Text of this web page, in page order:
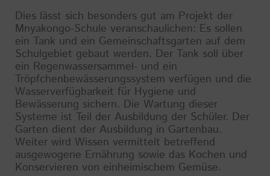
Dies lässt sich besonders gut am Projekt der
Mnyakongo-Schule veranschaulichen: Es sollen
ein Tank und ein Gemeinschaftsgarten auf dem
Schulgebiet gebaut werden. Der Tank soll über
ein Regenwassersammel- und ein
Tröpfchenbewässerungssystem verfügen und die
Wasserverfügbarkeit für Hygiene und
Bewässerung sichern. Die Wartung dieser
Systeme ist Teil der Ausbildung der Schüler. Der
Garten dient der Ausbildung in Gartenbau.
Weiter wird Wissen vermittelt betreffend
ausgewogene Ernährung sowie das Kochen und
Konservieren von einheimischem Gemüse.